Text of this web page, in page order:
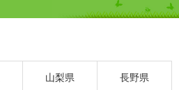
山梨県 長野県